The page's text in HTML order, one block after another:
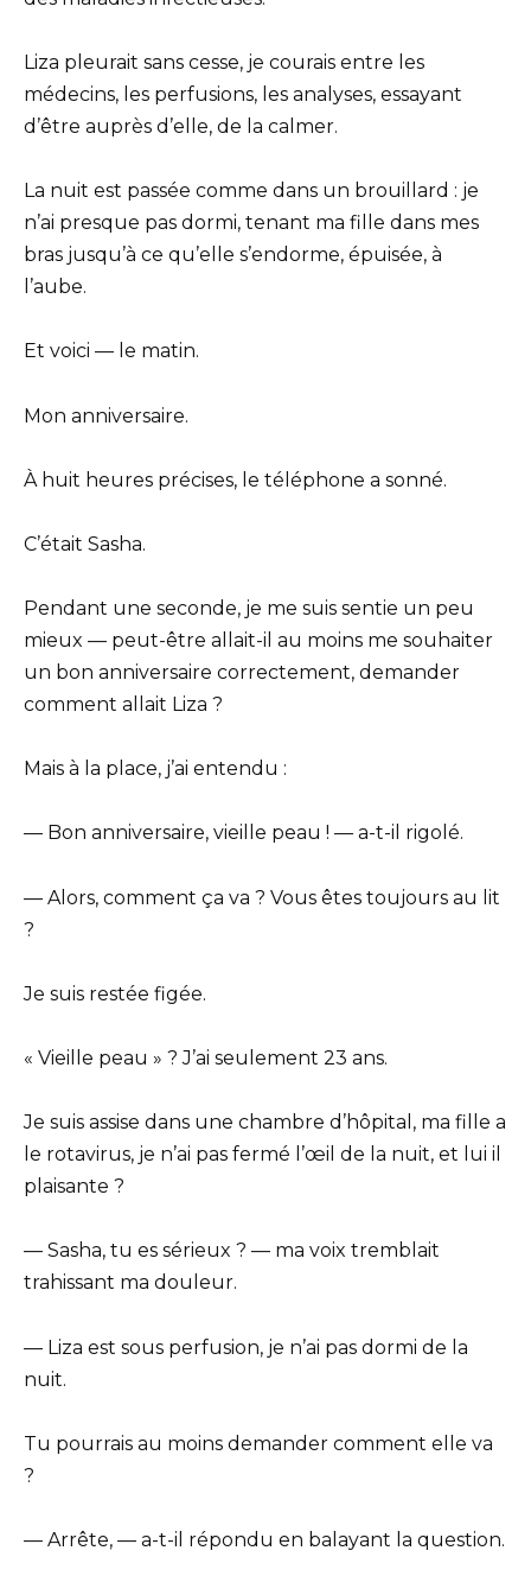
Liza pleurait sans cesse, je courais entre les
médecins, les perfusions, les analyses, essayant
d’être auprès d’elle, de la calmer.
La nuit est passée comme dans un brouillard : je
n’ai presque pas dormi, tenant ma fille dans mes
bras jusqu’à ce qu’elle s’endorme, épuisée, à
l’aube.
Et voici — le matin.
Mon anniversaire.
À huit heures précises, le téléphone a sonné.
C’était Sasha.
Pendant une seconde, je me suis sentie un peu
mieux — peut-être allait-il au moins me souhaiter
un bon anniversaire correctement, demander
comment allait Liza ?
Mais à la place, j’ai entendu :
— Bon anniversaire, vieille peau ! — a-t-il rigolé.
— Alors, comment ça va ? Vous êtes toujours au lit
?
Je suis restée figée.
« Vieille peau » ? J’ai seulement 23 ans.
Je suis assise dans une chambre d’hôpital, ma fille a
le rotavirus, je n’ai pas fermé l’œil de la nuit, et lui il
plaisante ?
— Sasha, tu es sérieux ? — ma voix tremblait
trahissant ma douleur.
— Liza est sous perfusion, je n’ai pas dormi de la
nuit.
Tu pourrais au moins demander comment elle va
?
— Arrête, — a-t-il répondu en balayant la question.